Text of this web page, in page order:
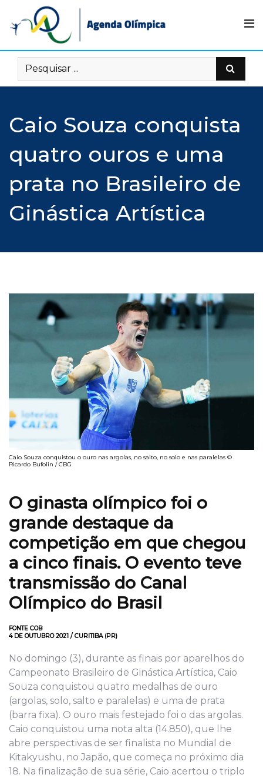
content
Caio Souza conquista
quatro ouros e uma
prata no Brasileiro de
Ginástica Artística
Caio Souza conquistou o ouro nas argolas, no salto, no solo e nas paralelas ©
Ricardo Bufolin / CBG
O ginasta olímpico foi o
grande destaque da
competição em que chegou
a cinco finais. O evento teve
transmissão do Canal
Olímpico do Brasil
FONTE COB
4 DE OUTUBRO 2021 / CURITIBA (PR)
No domingo (3), durante as finais por aparelhos do
Campeonato Brasileiro de Ginástica Artística, Caio
Souza conquistou quatro medalhas de ouro
(argolas, solo, salto e paralelas) e uma de prata
(barra fixa). O ouro mais festejado foi o das argolas.
Caio conquistou uma nota alta (14.850), que lhe
abre perspectivas de ser finalista no Mundial de
Kitakyushu, no Japão, que começa no próximo dia
18. Na finalização de sua série, Caio acertou o triplo